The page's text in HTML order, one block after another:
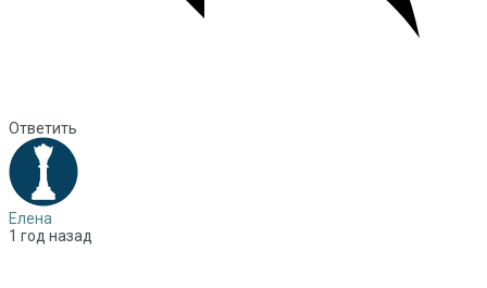
Ответить
Елена
1 год назад